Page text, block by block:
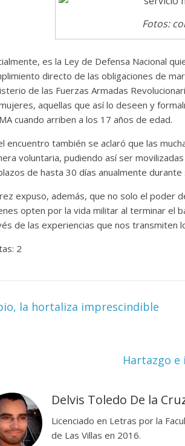
Fotos:
es la Ley de Defensa Nacional
directo de las obligaciones de
de las Fuerzas Armadas
aquellas que así lo deseen y
cuando arriben a los 17 años de edad.
encuentro también se aclaró que las
voluntaria, pudiendo así ser
de hasta 30 días anualmente
expuso, además, que no solo el poder
opten por la vida militar al terminar el
de las experiencias que nos transmiten
2
la hortaliza imprescindible
Hartazgo e
Delvis Toledo De la
Licenciado en Letras por la
de Las Villas en 2016.